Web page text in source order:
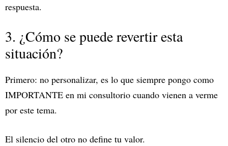
respuesta.
3. ¿Cómo se puede revertir esta
situación?
Primero: no personalizar, es lo que siempre pongo como
IMPORTANTE en mi consultorio cuando vienen a verme
por este tema.
El silencio del otro no define tu valor.